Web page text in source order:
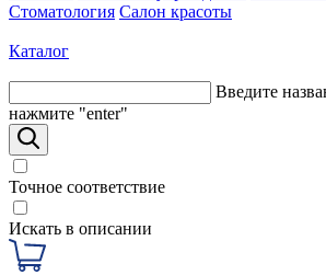
Стоматология Салон красоты
Каталог
Введите
нажмите "enter"
Точное соответствие
Искать в описании